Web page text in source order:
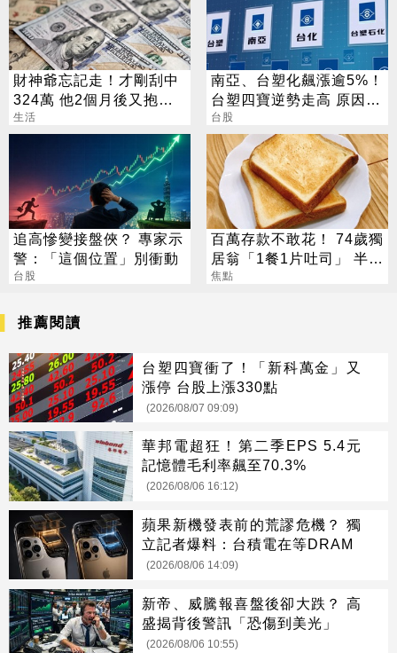
財神爺忘記走！才剛刮中
324萬 他2個月後又抱回
3243萬
生活
南亞、台塑化飆漲逾5%！
台塑四寶逆勢走高 原因找
到了
台股
追高慘變接盤俠？ 專家示
警：「這個位置」別衝動
台股
百萬存款不敢花！ 74歲獨
居翁「1餐1片吐司」 半年
暴瘦嚇壞女兒
焦點
推薦閱讀
台塑四寶衝了！「新科萬金」又
漲停 台股上漲330點
(2026/08/07 09:09)
華邦電超狂！第二季EPS 5.4元
記憶體毛利率飆至70.3%
(2026/08/06 16:12)
蘋果新機發表前的荒謬危機？ 獨
立記者爆料：台積電在等DRAM
(2026/08/06 14:09)
新帝、威騰報喜盤後卻大跌？ 高
盛揭背後警訊「恐傷到美光」
(2026/08/06 10:55)